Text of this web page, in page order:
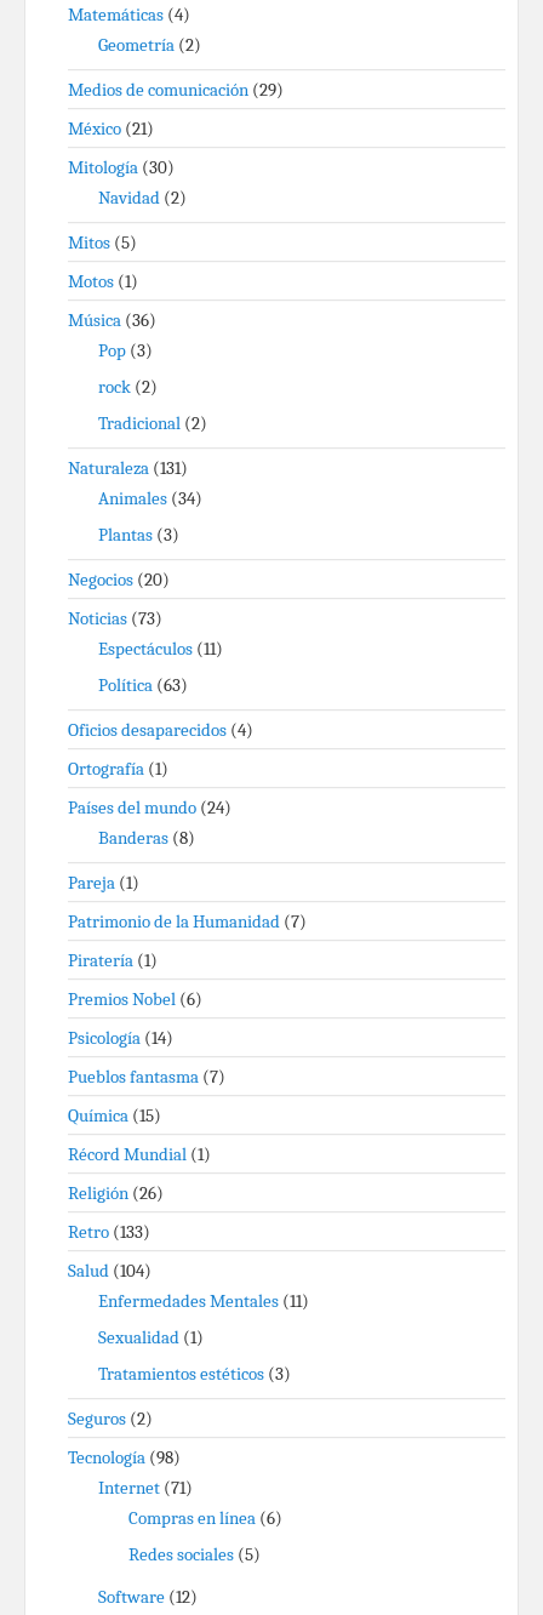
Matemáticas (4)
Geometría (2)
Medios de comunicación (29)
México (21)
Mitología (30)
Navidad (2)
Mitos (5)
Motos (1)
Música (36)
Pop (3)
rock (2)
Tradicional (2)
Naturaleza (131)
Animales (34)
Plantas (3)
Negocios (20)
Noticias (73)
Espectáculos (11)
Política (63)
Oficios desaparecidos (4)
Ortografía (1)
Países del mundo (24)
Banderas (8)
Pareja (1)
Patrimonio de la Humanidad (7)
Piratería (1)
Premios Nobel (6)
Psicología (14)
Pueblos fantasma (7)
Química (15)
Récord Mundial (1)
Religión (26)
Retro (133)
Salud (104)
Enfermedades Mentales (11)
Sexualidad (1)
Tratamientos estéticos (3)
Seguros (2)
Tecnología (98)
Internet (71)
Compras en línea (6)
Redes sociales (5)
Software (12)